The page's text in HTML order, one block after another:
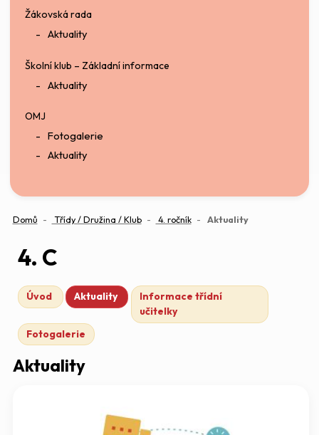
Žákovská rada
Aktuality
Školní klub – Základní informace
Aktuality
OMJ
Fotogalerie
Aktuality
Domů Třídy / Družina / Klub 4. ročník Aktuality(aktuální)
4. C
Úvod Aktuality
Informace třídní
učitelky
Fotogalerie
Aktuality